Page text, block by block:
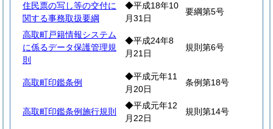
住民票の写し等の交付に
関する事務取扱要綱
◆平成18年10
月31日
要綱第5号
高取町戸籍情報システム
に係るデータ保護管理規
則
◆平成24年8
月21日
規則第6号
高取町印鑑条例
◆平成元年11
月20日
条例第18号
高取町印鑑条例施行規則
◆平成元年12
月22日
規則第14号